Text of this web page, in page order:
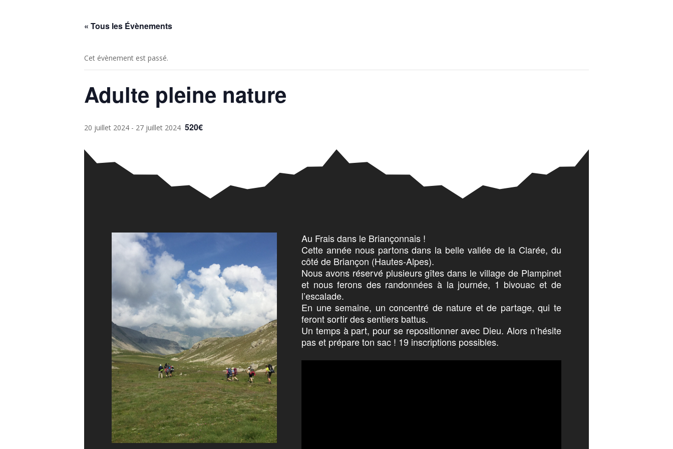
« Tous les Évènements
Cet évènement est passé.
Adulte pleine nature
20 juillet 2024 - 27 juillet 2024 520€
Au Frais dans le Briançonnais !
Cette année nous partons dans la belle vallée de la Clarée, du
côté de Briançon (Hautes-Alpes).
Nous avons réservé plusieurs gîtes dans le village de Plampinet
et nous ferons des randonnées à la journée, 1 bivouac et de
l’escalade.
En une semaine, un concentré de nature et de partage, qui te
feront sortir des sentiers battus.
Un temps à part, pour se repositionner avec Dieu. Alors n’hésite
pas et prépare ton sac ! 19 inscriptions possibles.